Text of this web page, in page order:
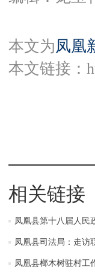
本文为凤凰
本文链接：
相关链接
凤凰县第十八届人民
凤凰县司法局：走访
凤凰县榔木树驻村工